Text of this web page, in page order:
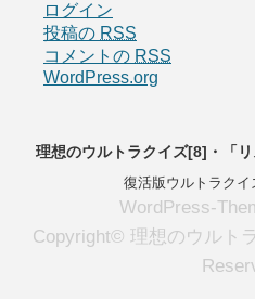
ログイン
投稿の RSS
コメントの RSS
WordPress.org
理想のウルトラクイズ[8]・「
復活版ウルトラク
WordPress-
Copyright© 理想のウルト